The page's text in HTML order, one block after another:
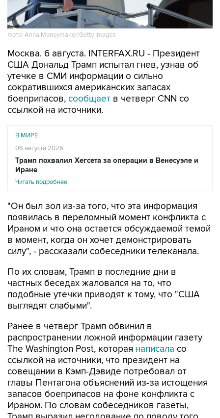
Фото: Anna Moneymaker/Getty Images
Москва. 6 августа. INTERFAX.RU - Президент
США Дональд Трамп испытал гнев, узнав об
утечке в СМИ информации о сильно
сократившихся американских запасах
боеприпасов, сообщает в четверг CNN со
ссылкой на источники.
В МИРЕ
06 августа 2026
Трамп похвалил Хегсета за операции в Венесуэле и
Иране
Читать подробнее
"Он был зол из-за того, что эта информация
появилась в переломный момент конфликта с
Ираном и что она остается обсуждаемой темой
в момент, когда он хочет демонстрировать
силу", - рассказали собеседники телеканала.
По их словам, Трамп в последние дни в
частных беседах жаловался на то, что
подобные утечки приводят к тому, что "США
выглядят слабыми".
Ранее в четверг Трамп обвинил в
распространении ложной информации газету
The Washington Post, которая написала со
ссылкой на источники, что президент на
совещании в Кэмп-Дэвиде потребовал от
главы Пентагона объяснений из-за истощения
запасов боеприпасов на фоне конфликта с
Ираном. По словам собеседников газеты,